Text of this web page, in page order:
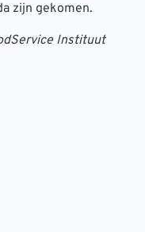
zijn gekomen.
Instituut